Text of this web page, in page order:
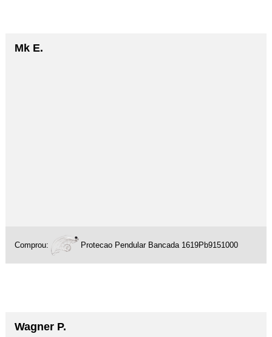
Mk E.
Comprou: Protecao Pendular Bancada 1619Pb9151000
Wagner P.